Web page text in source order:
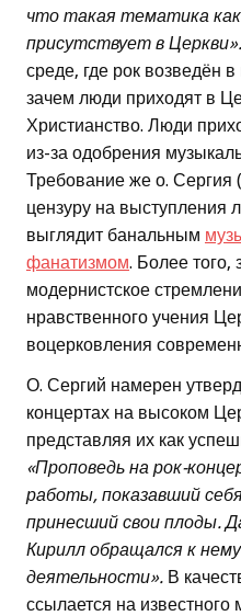
что такая тематика как
присутствует в Церкви».
среде, где рок возведён
зачем люди приходят в
Христианство. Люди
из-за одобрения
Требование же о. Сергия
цензуру на выступления
выглядит банальным
фанатизмом. Более того,
модернистское
нравственного учения
воцерковления
О. Сергий намерен
концертах на высоком
представляя их как
«Проповедь на рок-
работы, показавший
принесший свои плоды.
Кирилл обращался к
деятельности». В
ссылается на известного